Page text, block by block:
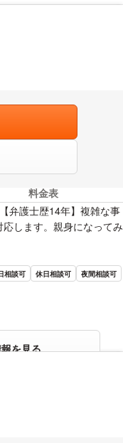
を見る
料金表
弁護士歴14年】複雑な事
します。親身になってみ
相談可 休日相談可
夜間相談可
を見る